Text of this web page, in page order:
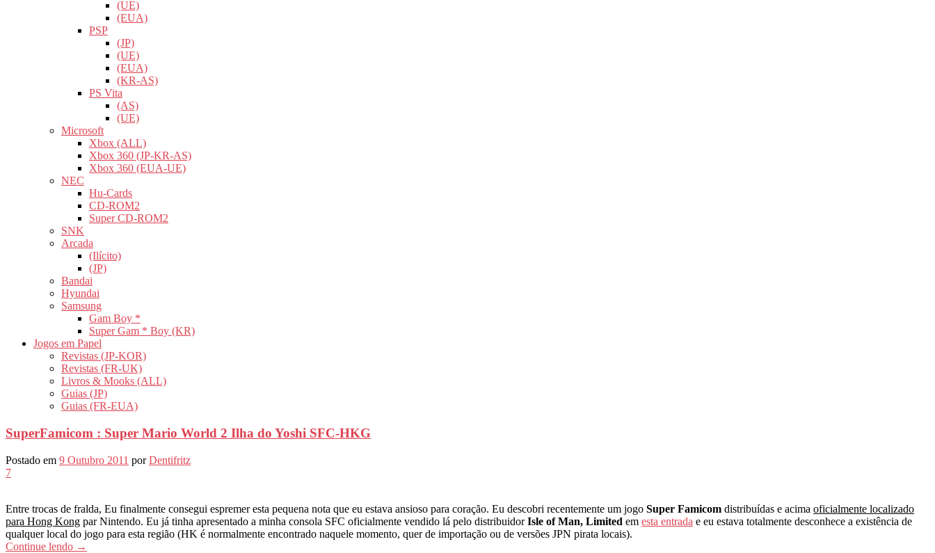
(UE)
(EUA)
PSP
(JP)
(UE)
(EUA)
(KR-AS)
PS Vita
(AS)
(UE)
Microsoft
Xbox (ALL)
Xbox 360 (JP-KR-AS)
Xbox 360 (EUA-UE)
NEC
Hu-Cards
CD-ROM2
Super CD-ROM2
SNK
Arcada
(Ilícito)
(JP)
Bandai
Hyundai
Samsung
Gam Boy *
Super Gam * Boy (KR)
Jogos em Papel
Revistas (JP-KOR)
Revistas (FR-UK)
Livros & Mooks (ALL)
Guias (JP)
Guias (FR-EUA)
SuperFamicom : Super Mario World 2 Ilha do Yoshi SFC-HKG
Postado em 9 Outubro 2011 porDentifritz
7
Entre trocas de fralda, Eu finalmente consegui espremer esta pequena nota que eu estava ansioso para coração. Eu descobri recentemente um jogo Super Famicom distribuídas e acima oficialmente localizado
para Hong Kong par Nintendo. Eu já tinha apresentado a minha consola SFC oficialmente vendido lá pelo distribuidorIsle of Man, Limited em esta entrada e eu estava totalmente desconhece a existência de
qualquer local do jogo para esta região (HK é normalmente encontrado naquele momento, quer de importação ou de versões JPN pirata locais).
Continue lendo →